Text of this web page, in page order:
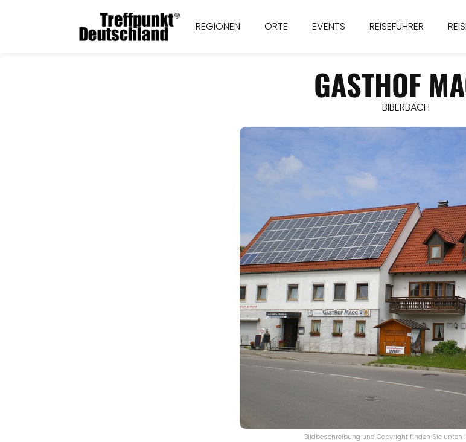
REGIONEN ORTE EVENTS REISEFÜHRER
GASTHOF
BIBERBACH
Bildbeschreibung und Copyright finden Sie unten